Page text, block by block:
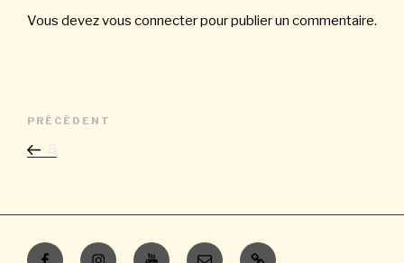
Vous devezvous connecterpour publier un commentaire.
Navigation
l’article
Article
précédent
PRÉCÉDENT
FacebookInstagramYoutubeE-
Contacts